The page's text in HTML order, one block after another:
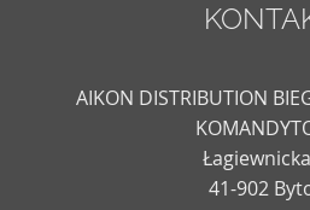
AIKON DISTRIBUTION
41-902